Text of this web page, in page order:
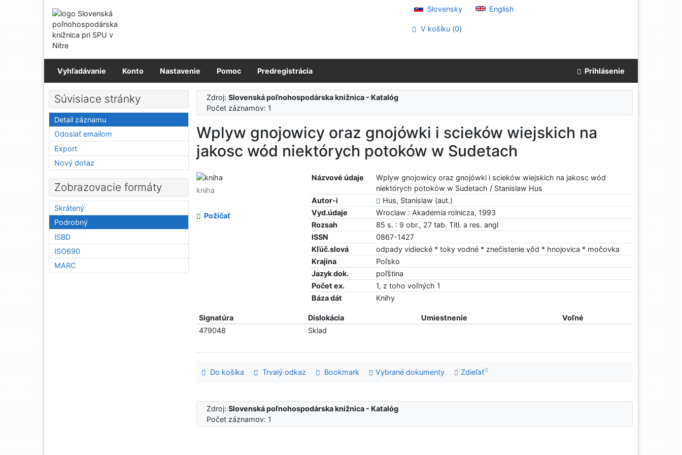
Prejsť na menu
Prehlásenie o webovej prístupnosti
Slovensky English
V košíku (0)
Vyhľadávanie Konto Nastavenie Pomoc Predregistrácia Prihlásenie
Zdroj:Slovenská poľnohospodárska knižnica - Katalóg
Počet záznamov: 1
Wplyw gnojowicy oraz gnojówki i scieków wiejskich na
jakosc wód niektórych potoków w Sudetach
Názvové údaje
Wplyw gnojowicy oraz gnojówki i scieków wiejskich na jakosc wód
niektórych potoków w Sudetach / Stanislaw Hus
Autor-i
Hus, Stanislaw (aut.)
Vyd.údaje
Wroclaw : Akademia rolnicza, 1993
Rozsah
85 s. : 9 obr., 27 tab. Titl. a res. angl
ISSN
0867-1427
Kľúč.slová
odpady vidiecké * toky vodné * znečistenie vôd * hnojovica * močovka
Krajina
Poľsko
Jazyk dok.
poľština
Počet ex.
1, z toho voľných 1
Báza dát
Knihy
kniha
Požičať
Signatúra Dislokácia Umiestnenie
Voľné
479048
Sklad
Do košíka Trvalý odkaz Bookmark Vybrané dokumenty Zdieľať
Zdroj:Slovenská poľnohospodárska knižnica - Katalóg
Počet záznamov: 1
Súvisiace stránky
Detail záznamu
Odoslať emailom
Export
Nový dotaz
Zobrazovacie formáty
Skrátený
Podrobný
ISBD
ISO690
MARC